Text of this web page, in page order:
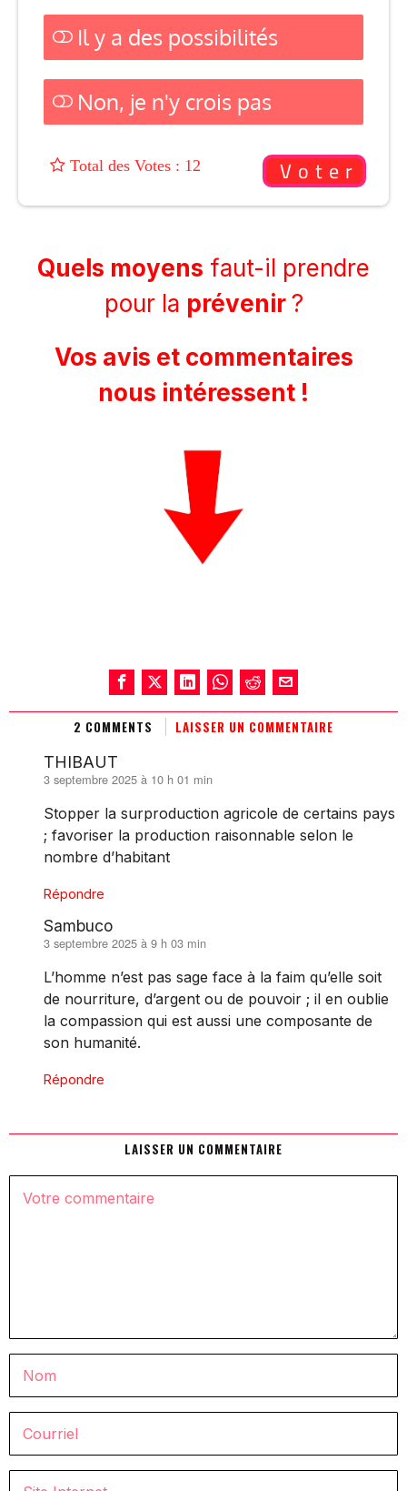
Il y a des possibilités7 ( 58.33 % )
Non, je n'y crois pas1 ( 8.33 % )
: 12
Quels moyens faut-il prendre
pour la prévenir ?
Vos avis et commentaires
nous intéressent !
2 COMMENTS LAISSER UN COMMENTAIRE
THIBAUT
dit :
3 septembre 2025 à 10 h 01 min
Stopper la surproduction agricole de certains pays
; favoriser la production raisonnable selon le
nombre d’habitant
Répondre
Sambuco
dit :
3 septembre 2025 à 9 h 03 min
L’homme n’est pas sage face à la faim qu’elle soit
de nourriture, d’argent ou de pouvoir ; il en oublie
la compassion qui est aussi une composante de
son humanité.
Répondre
LAISSER UN COMMENTAIRE